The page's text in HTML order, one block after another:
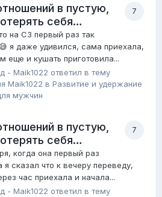
7
в пустую,
себя…
на СЗ первый раз так
я даже удивился, сама приехала,
еще и кушать приготовила...
- Maik1022 ответил в тему
Maik1022 в Pазвитие и удержание
мужчин
7
в пустую,
себя…
когда она первый раз
я сказал что к вечеру переведу,
час приехала и начала...
- Maik1022 ответил в тему